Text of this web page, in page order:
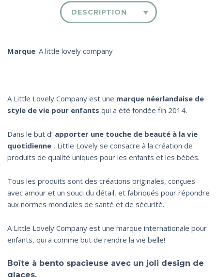
DESCRIPTION
Marque: A little lovely company
A Little Lovely Company est une marque néerlandaise de
style de vie pour enfants qui a été fondée fin 2014.
Dans le but d’ apporter une touche de beauté à la vie
quotidienne , Little Lovely se consacre à la création de
produits de qualité uniques pour les enfants et les bébés.
Tous les produits sont des créations originales, conçues
avec amour et un souci du détail, et fabriqués pour répondre
aux normes mondiales de santé et de sécurité.
A Little Lovely Company est une marque internationale pour
enfants, qui a comme but de rendre la vie belle!
Boîte à bento spacieuse avec un joli design de
glaces.